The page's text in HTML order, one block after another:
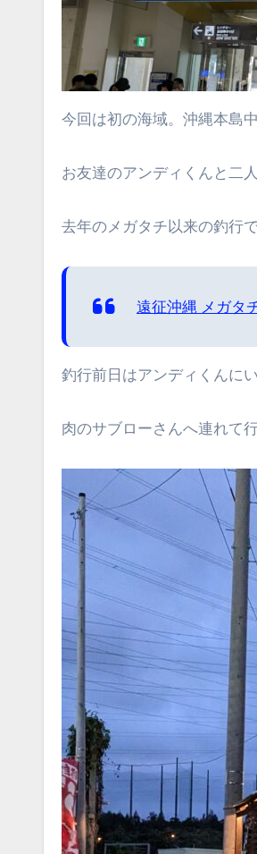
今回は初の海域。沖縄本島
お友達のアンディくんと二
去年のメガタチ以来の釣行
遠征沖縄 メガタ
釣行前日はアンディくんに
肉のサブローさんへ連れて